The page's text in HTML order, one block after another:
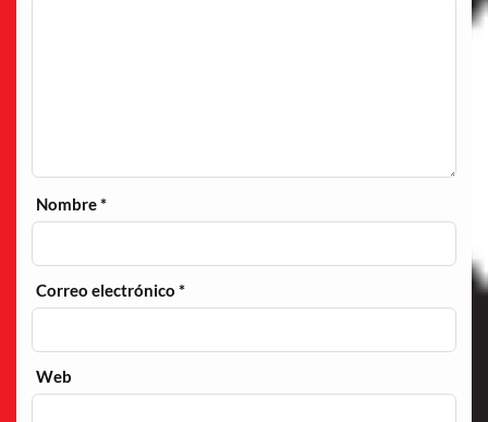
Nombre*
Correo electrónico*
Web